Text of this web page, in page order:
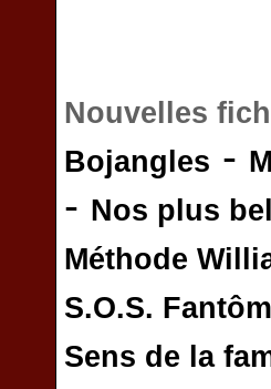
Nouvelles
Bojangles -
- Nos plus
Méthode
S.O.S.
Sens de la